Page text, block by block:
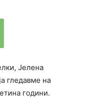
Јелена
гледавме на
години.